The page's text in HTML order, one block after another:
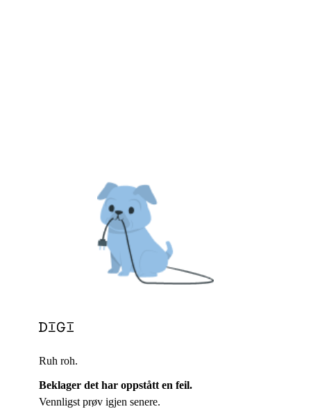
Ruh roh.
Beklager det har oppstått en feil.
Vennligst prøv igjen senere.